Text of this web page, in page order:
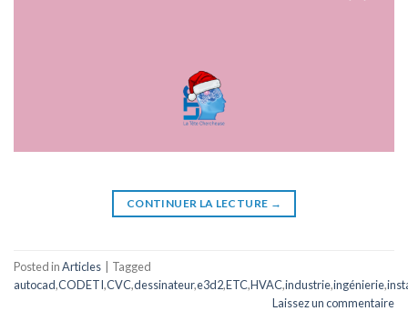
CONTINUER LA LECTURE →
Posted inArticles
Tagged
autocad,CODETI,CVC,dessinateur,e3d2,ETC,HVAC,industrie,ingénierie,
Laissez un commentaire